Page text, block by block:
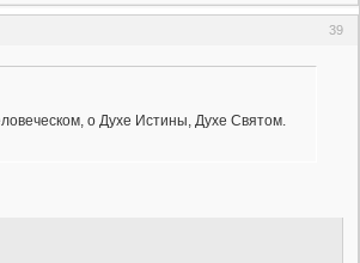
39
о Духе Истины, Духе Святом.